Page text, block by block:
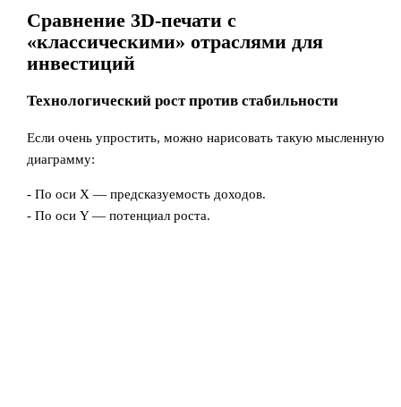
Сравнение 3D-печати с
«классическими» отраслями для
инвестиций
Технологический рост против стабильности
Если очень упростить, можно нарисовать такую мысленную
диаграмму:
- По оси X — предсказуемость доходов.
- По оси Y — потенциал роста.